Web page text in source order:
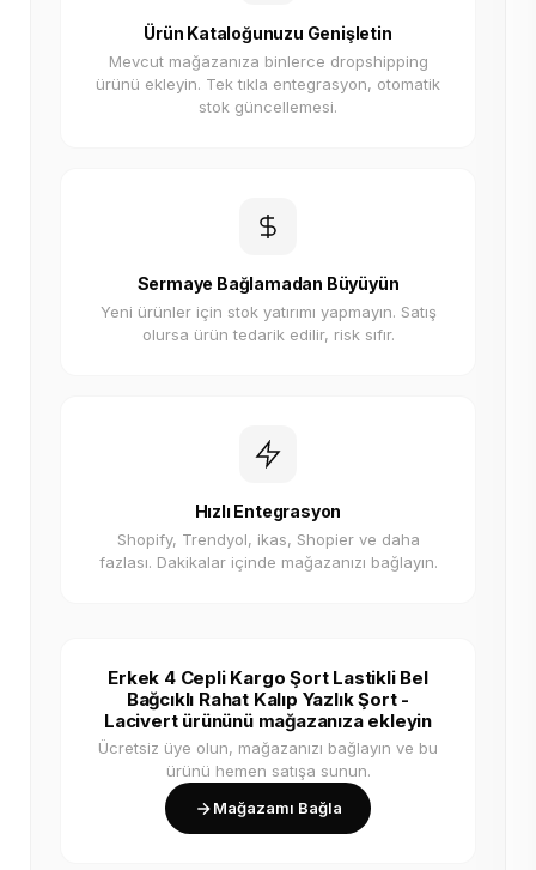
Ürün Kataloğunuzu Genişletin
Mevcut mağazanıza binlerce dropshipping
ürünü ekleyin. Tek tıkla entegrasyon, otomatik
stok güncellemesi.
Sermaye Bağlamadan Büyüyün
Yeni ürünler için stok yatırımı yapmayın. Satış
olursa ürün tedarik edilir, risk sıfır.
Hızlı Entegrasyon
Shopify, Trendyol, ikas, Shopier ve daha
fazlası. Dakikalar içinde mağazanızı bağlayın.
Erkek 4 Cepli Kargo Şort Lastikli Bel
Bağcıklı Rahat Kalıp Yazlık Şort -
Lacivert ürününü mağazanıza ekleyin
Ücretsiz üye olun, mağazanızı bağlayın ve bu
ürünü hemen satışa sunun.
Mağazamı Bağla